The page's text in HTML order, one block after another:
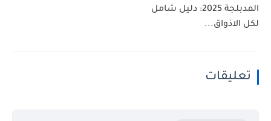
المدبلجة 2025: دليل شامل
لكل الاذواق...
تعليقات